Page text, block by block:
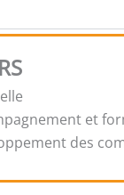
et
des